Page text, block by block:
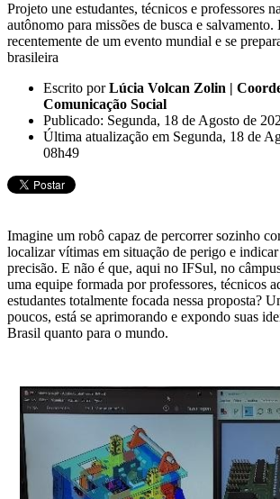
Projeto une estudantes, técnicos e professores
autônomo para missões de busca e
recentemente de um evento mundial e se
brasileira
Escrito porLúcia Volcan Zolin |
Comunicação Social
Publicado: Segunda, 18 de Agosto de
Última atualização em Segunda, 18 de
08h49
Imagine um robô capaz de percorrer sozinho
localizar vítimas em situação de perigo e
precisão. E não é que, aqui no IFSul, no
uma equipe formada por professores, técnicos
estudantes totalmente focada nessa proposta?
poucos, está se aprimorando e expondo suas
Brasil quanto para o mundo.